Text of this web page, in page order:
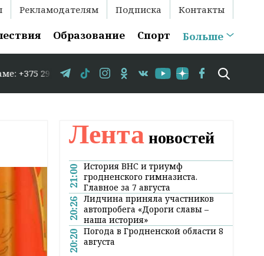
Рекламодателям Подписка Контакты
Образование Спорт Больше
35-86 // В Гродно временно закрывается
Лента новостей
21:00 История ВНС и триумф
гродненского гимназиста.
Главное за 7 августа
20:26 Лидчина приняла участников
автопробега «Дороги славы –
наша история»
20:20 Погода в Гродненской области 8
августа